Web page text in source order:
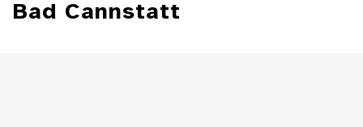
Bad Cannstatt